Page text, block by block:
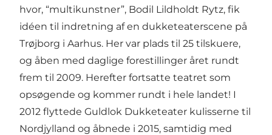
hvor, “multikunstner”, Bodil Lildholdt Rytz, fik
idéen til indretning af en dukketeaterscene på
Trøjborg i Aarhus. Her var plads til 25 tilskuere,
og åben med daglige forestillinger året rundt
frem til 2009. Herefter fortsatte teatret som
opsøgende og kommer rundt i hele landet! I
2012 flyttede Guldlok Dukketeater kulisserne til
Nordjylland og åbnede i 2015, samtidig med